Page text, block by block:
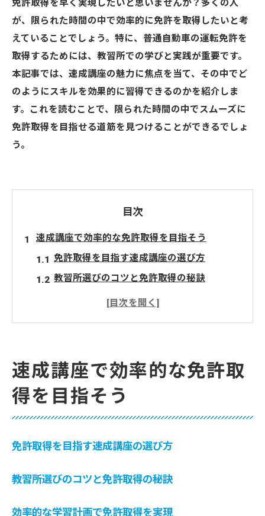
免許取得を早く実現したいと思いませんか？多くの人
が、限られた時間の中で効率的に免許を取得したいと考
えていることでしょう。特に、普通自動車の運転免許を
取得するためには、教習所での学びと実践が重要です。
本記事では、速成講座の魅力に焦点を当て、その中でど
のようにスキルを効果的に習得できるのかを紹介しま
す。これを読むことで、限られた時間の中でスムーズに
免許取得を目指せる道筋を見つけることができるでしょ
う。
目次
速成講座で効率的な免許取得を目指そう
免許取得を目指す速成講座の選び方
教習所選びのコツと免許取得の秘訣
効率的な学習計画で免許取得を実現
速成講座で得られる運転技術
免許取得を早める速成講座の利点
速成講座で免許取得が早まる理由
短期間で免許取得を実現する方法
免許取得に役立つ速成講座の特徴
免許取得を効率化する講座選びのポイント
速成講座で効率的な免許取
得を目指そう
免許取得を目指す速成講座の選び方
教習所選びのコツと免許取得の秘訣
効率的な学習計画で免許取得を実現